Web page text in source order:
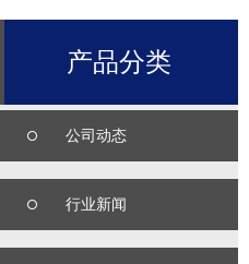
产品分类
公司动态
行业新闻